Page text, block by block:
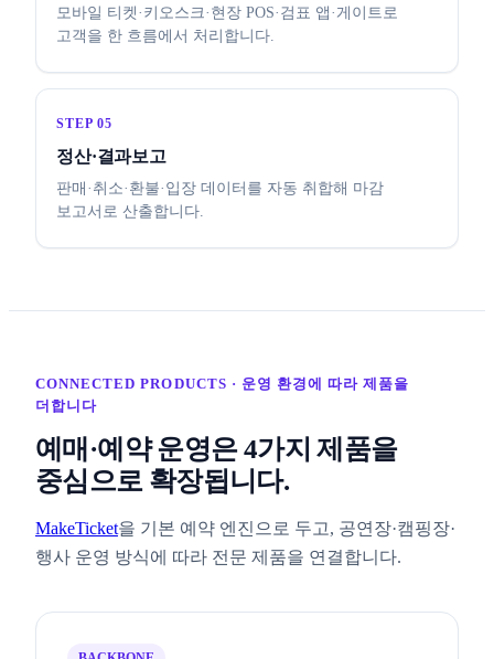
모바일 티켓·키오스크·현장 POS·검표 앱·게이트로
고객을 한 흐름에서 처리합니다.
STEP 05
정산·결과보고
판매·취소·환불·입장 데이터를 자동 취합해 마감
보고서로 산출합니다.
CONNECTED PRODUCTS · 운영 환경에 따라 제품을
더합니다
예매·예약 운영은 4가지 제품을
중심으로 확장됩니다.
MakeTicket을 기본 예약 엔진으로 두고, 공연장·캠핑장·
행사 운영 방식에 따라 전문 제품을 연결합니다.